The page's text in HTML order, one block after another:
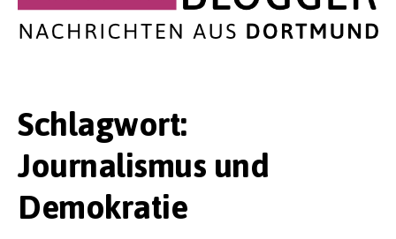
Schlagwort:
Journalismus und
Demokratie